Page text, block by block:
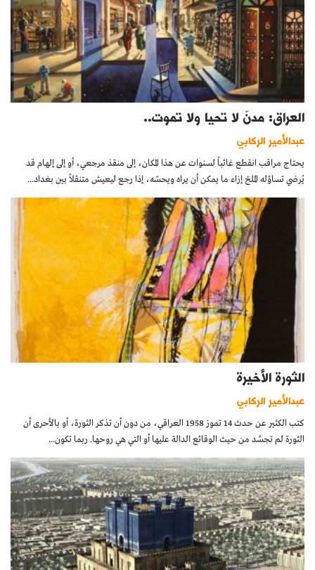
العراق: مدنٌ لا تحيا ولا تموت..
عبدالأمير الركابي
يحتاج مراقب انقطع غائباً لسنوات عن هذا المكان، إلى منقذ مرجعي، أو إلى إلهام قد
يُرضي تساؤله الملحّ إزاء ما يمكن أن يراه ويحسّه، إذا رجع ليعيش متنقلاً بين بغداد...
الثورة الأخيرة
عبدالأمير الركابي
كتب الكثير عن حدث 14 تموز 1958 العراقي، من دون أن تذكر الثورة، أو بالأحرى أن
الثورة لم تجسَّد من حيث الوقائع الدالة عليها أو التي هي روحها. ربما تكون...